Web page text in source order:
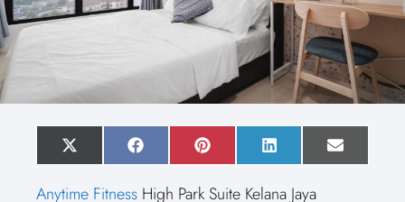
S
h
r
X
(
w
S
h
r
F
a
e
S
h
r
P
i
t
S
h
r
L
i
k
S
h
E
m
Anytime Fitness High Park Suite Kelana Jaya